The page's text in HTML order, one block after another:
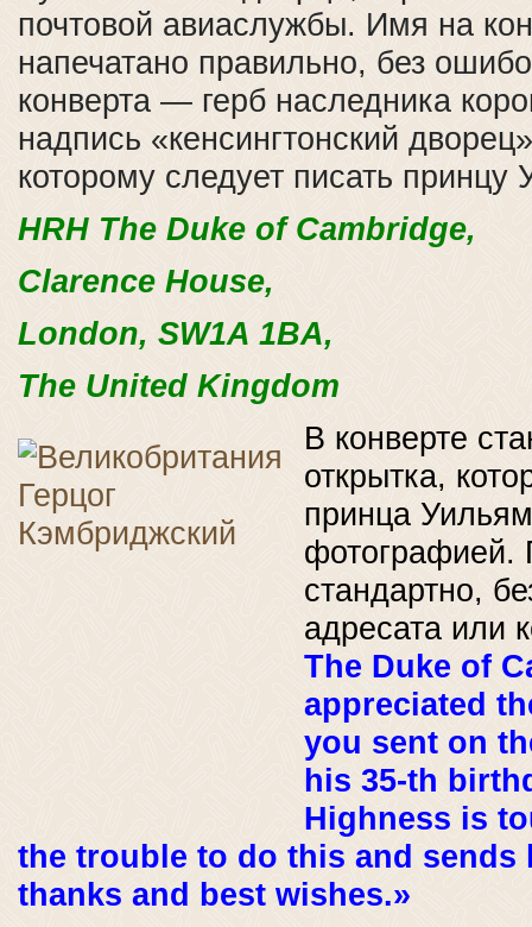
почтовой авиаслужбы. Имя на
напечатано правильно, без
конверта — герб наследника
надпись «кенсингтонский
которому следует писать принцу
HRH The Duke of Cambridge,
Clarence House,
London, SW1A 1BA,
The United Kingdom
В конверте
открытка,
принца
фотографией.
стандартно,
адресата или
The Duke of
appreciated
you sent on
his 35-th
Highness is
the trouble to do this and sends
thanks and best wishes.»